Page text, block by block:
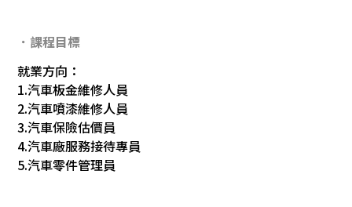
．課程目標
就業方向：
1.汽車板金維修人員
2.汽車噴漆維修人員
3.汽車保險估價員
4.汽車廠服務接待專員
5.汽車零件管理員